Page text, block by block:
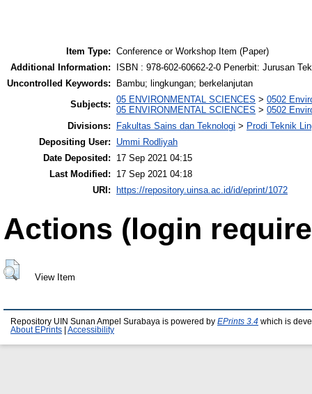
Item Type: Conference or Workshop Item (Paper)
Additional Information:
ISBN : 978-602-60662-2-0 Penerbit: Jurusan
Uncontrolled Keywords:
Bambu; lingkungan; berkelanjutan
Subjects: 05 ENVIRONMENTAL SCIENCES > 0502
05 ENVIRONMENTAL SCIENCES > 0502
Divisions:
Fakultas Sains dan Teknologi > Prodi Teknik
Depositing User:
Ummi Rodliyah
Date Deposited:
17 Sep 2021 04:15
Last Modified:
17 Sep 2021 04:18
URI:
https://repository.uinsa.ac.id/id/eprint/1072
Actions (login
View Item
Repository UIN Sunan Ampel Surabaya is powered by EPrints 3.4 which is
About EPrints
Accessibility